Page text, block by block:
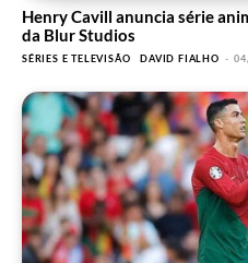
Henry Cavill anuncia série
da Blur Studios
SÉRIES E TELEVISÃO DAVID FIALHO -